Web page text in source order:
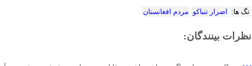
تگ ها: اضرار تنباکو مردم افغانستان
نظرات بینندگان: